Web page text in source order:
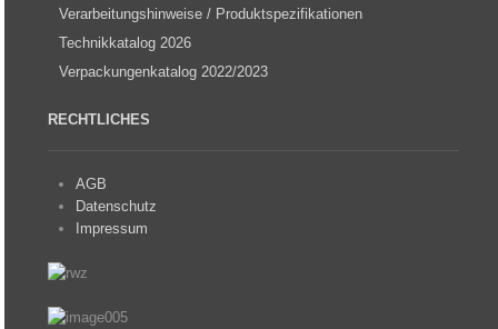
Verarbeitungshinweise / Produktspezifikationen
Technikkatalog 2026
Verpackungenkatalog 2022/2023
RECHTLICHES
AGB
Datenschutz
Impressum